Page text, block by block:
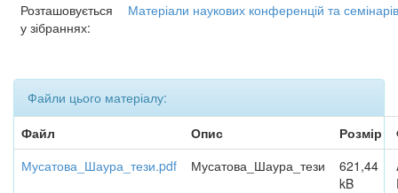
Розташовується
у зібраннях:
Матеріали наукових конференцій та семінарів
Файли цього матеріалу:
Файл
Опис Розмір
Мусатова_Шаура_тези.pdf
Мусатова_Шаура_тези
621,44
kB